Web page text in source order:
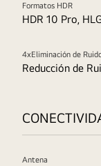
Formatos HDR
HDR 10 Pro,
4xEliminación de
Reducción de
Antena